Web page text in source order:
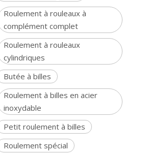
Roulement à rouleaux à
complément complet
Roulement à rouleaux
cylindriques
Butée à billes
Roulement à billes en acier
inoxydable
Petit roulement à billes
Roulement spécial